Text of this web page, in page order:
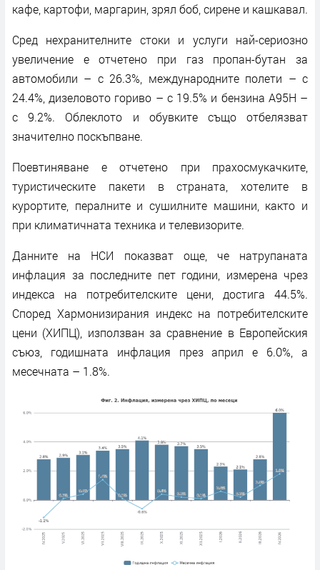
кафе, картофи, маргарин, зрял боб, сирене и кашкавал.
Сред нехранителните стоки и услуги най-сериозно
увеличение е отчетено при газ пропан-бутан за
автомобили – с 26.3%, международните полети – с
24.4%, дизеловото гориво – с 19.5% и бензина А95Н –
с 9.2%. Облеклото и обувките също отбелязват
значително поскъпване.
Поевтиняване е отчетено при прахосмукачките,
туристическите пакети в страната, хотелите в
курортите, пералните и сушилните машини, както и
при климатичната техника и телевизорите.
Данните на НСИ показват още, че натрупаната
инфлация за последните пет години, измерена чрез
индекса на потребителските цени, достига 44.5%.
Според Хармонизирания индекс на потребителските
цени (ХИПЦ), използван за сравнение в Европейския
съюз, годишната инфлация през април е 6.0%, а
месечната – 1.8%.